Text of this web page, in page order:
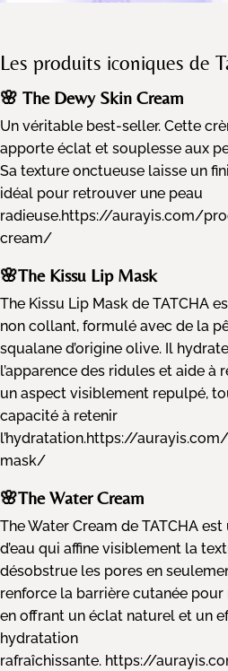
Les produits iconiques de
🌸 The Dewy Skin Cream
Un véritable best-seller. Cette
apporte éclat et souplesse aux
Sa texture onctueuse laisse un
idéal pour retrouver une peau
radieuse.https://aurayis.com/
cream/
🌸The Kissu Lip Mask
The Kissu Lip Mask de TATCHA
non collant, formulé avec de la
squalane d’origine olive. Il
l’apparence des ridules et aide à
un aspect visiblement repulpé,
capacité à retenir
l’hydratation.https://
mask/
🌸The Water Cream
The Water Cream de TATCHA
d’eau qui affine visiblement la
désobstrue les pores en
renforce la barrière cutanée
en offrant un éclat naturel et un
hydratation
rafraîchissante. https://